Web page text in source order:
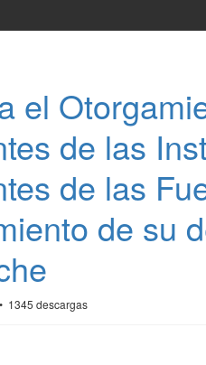
el
de las
de las
de su
1345 descargas